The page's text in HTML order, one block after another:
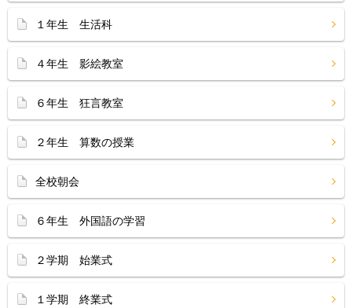
１年生 生活科
４年生 影絵教室
６年生 狂言教室
２年生 算数の授業
全校朝会
６年生 外国語の学習
２学期 始業式
１学期 終業式